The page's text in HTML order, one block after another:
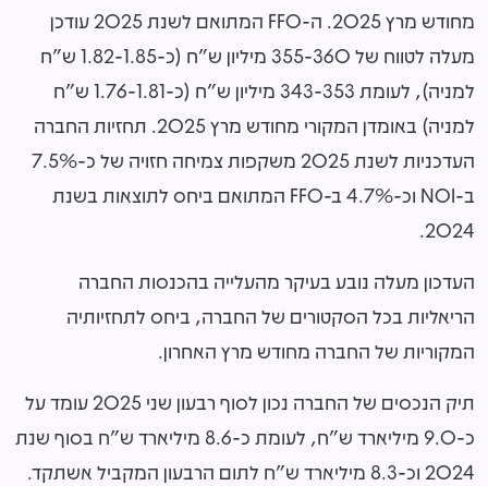
מחודש מרץ 2025. ה-FFO המתואם לשנת 2025 עודכן
מעלה לטווח של 355-360 מיליון ש"ח (כ-1.82-1.85 ש"ח
למניה), לעומת 343-353 מיליון ש"ח (כ-1.76-1.81 ש"ח
למניה) באומדן המקורי מחודש מרץ 2025. תחזיות החברה
העדכניות לשנת 2025 משקפות צמיחה חזויה של כ-7.5%
ב-NOI וכ-4.7% ב-FFO המתואם ביחס לתוצאות בשנת
2024.
העדכון מעלה נובע בעיקר מהעלייה בהכנסות החברה
הריאליות בכל הסקטורים של החברה, ביחס לתחזיותיה
המקוריות של החברה מחודש מרץ האחרון.
תיק הנכסים של החברה נכון לסוף רבעון שני 2025 עומד על
כ-9.0 מיליארד ש"ח, לעומת כ-8.6 מיליארד ש"ח בסוף שנת
2024 וכ-8.3 מיליארד ש"ח לתום הרבעון המקביל אשתקד.